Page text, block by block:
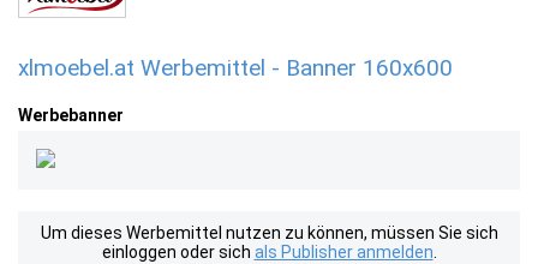
xlmoebel.at Werbemittel - Banner 160x600
Werbebanner
Um dieses Werbemittel nutzen zu können, müssen Sie sich
einloggen oder sich als Publisher anmelden